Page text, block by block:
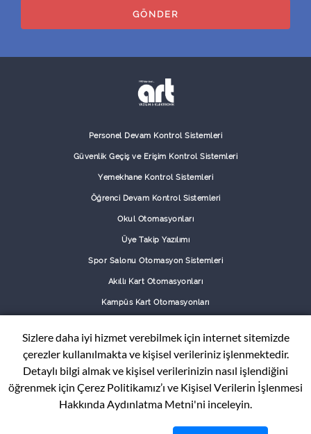
GÖNDER
Sizlere daha iyi hizmet verebilmek için internet sitemizde
çerezler kullanılmakta ve kişisel verileriniz işlenmektedir.
Detaylı bilgi almak ve kişisel verilerinizin nasıl işlendiğini
öğrenmek için Çerez Politikamız’ı ve Kişisel Verilerin İşlenmesi
Hakkında Aydınlatma Metni'ni inceleyin.
Personel Devam Kontrol Sistemleri
Güvenlik Geçiş ve Erişim Kontrol Sistemleri
Yemekhane Kontrol Sistemleri
Öğrenci Devam Kontrol Sistemleri
Okul Otomasyonları
Üye Takip Yazılımı
Spor Salonu Otomasyon Sistemleri
Akıllı Kart Otomasyonları
Kampüs Kart Otomasyonları
Otopark Geçiş Kontrol Sistemleri